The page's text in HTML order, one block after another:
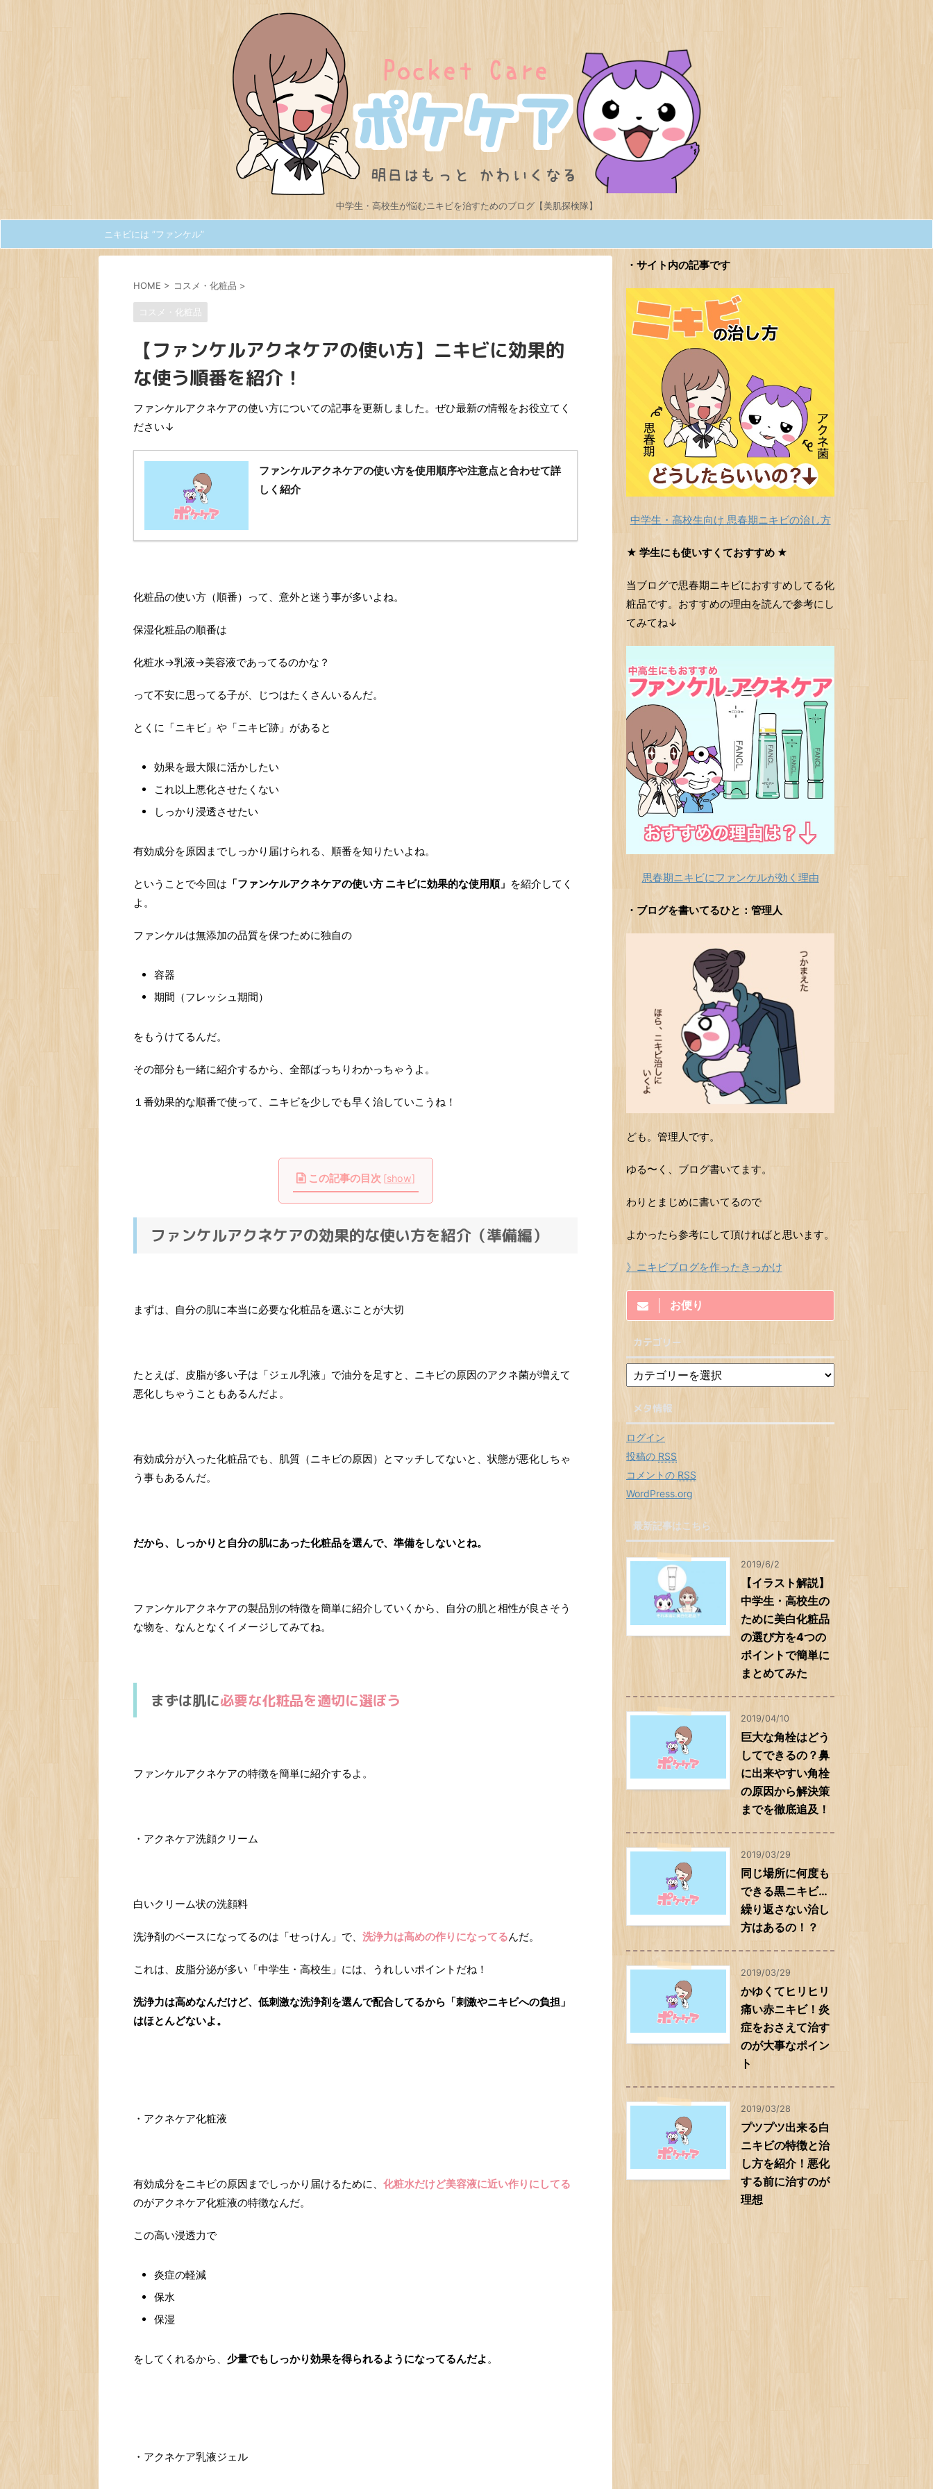
中学生・高校生が悩むニキビを治すためのブログ【美肌探検隊】
ニキビには ”ファンケル”
HOME > コスメ・化粧品 >
コスメ・化粧品
【ファンケルアクネケアの使い方】ニキビに効果的
な使う順番を紹介！
ファンケルアクネケアの使い方についての記事を更新しました。ぜひ最新の情報をお役立てく
ださい↓
ファンケルアクネケアの使い方を使用順序や注意点と合わせて詳
しく紹介
化粧品の使い方（順番）って、意外と迷う事が多いよね。
保湿化粧品の順番は
化粧水→乳液→美容液であってるのかな？
って不安に思ってる子が、じつはたくさんいるんだ。
とくに「ニキビ」や「ニキビ跡」があると
効果を最大限に活かしたい
これ以上悪化させたくない
しっかり浸透させたい
有効成分を原因までしっかり届けられる、順番を知りたいよね。
ということで今回は 「ファンケルアクネケアの使い方 ニキビに効果的な使用順」 を紹介してく
よ。
ファンケルは無添加の品質を保つために独自の
容器
期間（フレッシュ期間）
をもうけてるんだ。
その部分も一緒に紹介するから、全部ばっちりわかっちゃうよ。
１番効果的な順番で使って、ニキビを少しでも早く治していこうね！
この記事の目次 [show]
ファンケルアクネケアの効果的な使い方を紹介（準備編）
まずは、自分の肌に本当に必要な化粧品を選ぶことが大切
たとえば、皮脂が多い子は「ジェル乳液」で油分を足すと、ニキビの原因のアクネ菌が増えて
悪化しちゃうこともあるんだよ。
有効成分が入った化粧品でも、肌質（ニキビの原因）とマッチしてないと、状態が悪化しちゃ
う事もあるんだ。
だから、しっかりと自分の肌にあった化粧品を選んで、準備をしないとね。
ファンケルアクネケアの製品別の特徴を簡単に紹介していくから、自分の肌と相性が良さそう
な物を、なんとなくイメージしてみてね。
まずは肌に必要な化粧品を適切に選ぼう
ファンケルアクネケアの特徴を簡単に紹介するよ。
・アクネケア洗顔クリーム
白いクリーム状の洗顔料
洗浄剤のベースになってるのは「せっけん」で、 洗浄力は高めの作りになってるんだ。
これは、皮脂分泌が多い「中学生・高校生」には、うれしいポイントだね！
洗浄力は高めなんだけど、低刺激な洗浄剤を選んで配合してるから「刺激やニキビへの負担」
はほとんどないよ。
・アクネケア化粧液
有効成分をニキビの原因までしっかり届けるために、 化粧水だけど美容液に近い作りにしてる
のがアクネケア化粧液の特徴なんだ。
この高い浸透力で
炎症の軽減
保水
保湿
をしてくれるから、 少量でもしっかり効果を得られるようになってるんだよ。
・アクネケア乳液ジェル
・サイト内の記事です
中学生・高校生向け 思春期ニキビの治し方
★ 学生にも使いすくておすすめ ★
当ブログで思春期ニキビにおすすめしてる化
粧品です。おすすめの理由を読んで参考にし
てみてね↓
思春期ニキビにファンケルが効く理由
・ブログを書いてるひと：管理人
ども。管理人です。
ゆる〜く、ブログ書いてます。
わりとまじめに書いてるので
よかったら参考にして頂ければと思います。
》ニキビブログを作ったきっかけ
お便り
カテゴリー
メタ情報
ログイン
投稿の RSS
コメントの RSS
WordPress.org
最新記事はこちら
2019/6/2
【イラスト解説】
中学生・高校生の
ために美白化粧品
の選び方を4つの
ポイントで簡単に
まとめてみた
2019/04/10
巨大な角栓はどう
してできるの？鼻
に出来やすい角栓
の原因から解決策
までを徹底追及！
2019/03/29
同じ場所に何度も
できる黒ニキビ…
繰り返さない治し
方はあるの！？
2019/03/29
かゆくてヒリヒリ
痛い赤ニキビ！炎
症をおさえて治す
のが大事なポイン
ト
2019/03/28
プツプツ出来る白
ニキビの特徴と治
し方を紹介！悪化
する前に治すのが
理想